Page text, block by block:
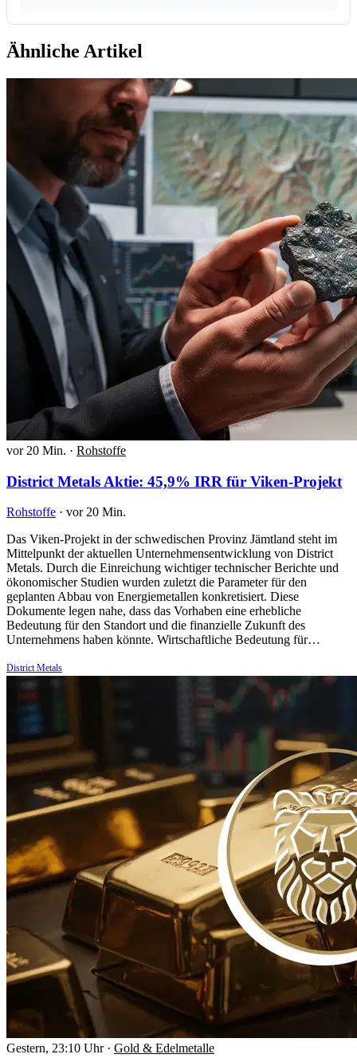
Ähnliche Artikel
vor 20 Min. · Rohstoffe
District Metals Aktie: 45,9% IRR für Viken-Projekt
Rohstoffe · vor 20 Min.
Das Viken-Projekt in der schwedischen Provinz Jämtland steht im
Mittelpunkt der aktuellen Unternehmensentwicklung von District
Metals. Durch die Einreichung wichtiger technischer Berichte und
ökonomischer Studien wurden zuletzt die Parameter für den
geplanten Abbau von Energiemetallen konkretisiert. Diese
Dokumente legen nahe, dass das Vorhaben eine erhebliche
Bedeutung für den Standort und die finanzielle Zukunft des
Unternehmens haben könnte. Wirtschaftliche Bedeutung für…
District Metals
Gestern, 23:10 Uhr · Gold & Edelmetalle